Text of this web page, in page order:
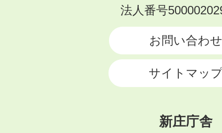
KATSURAGI
法人番号
お問い合わせ
サイトマッ
新庄庁舎